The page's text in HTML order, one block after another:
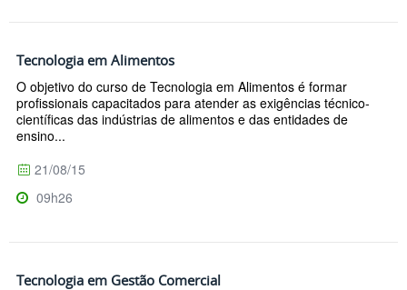
Tecnologia em Alimentos
O objetivo do curso de Tecnologia em Alimentos é formar
profissionais capacitados para atender as exigências técnico-
científicas das indústrias de alimentos e das entidades de
ensino...
21/08/15
09h26
Tecnologia em Gestão Comercial